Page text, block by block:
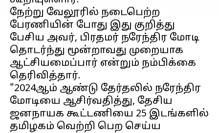
நேற்று வேலூரில் நடைபெற்ற
பேரணியின் போது இது குறித்து
பேசிய அவர், ​​பிரதமர் நரேந்திர மோடி
தொடர்ந்து மூன்றாவது முறையாக
ஆட்சியமைப்பார் என்றும் நம்பிக்கை
தெரிவித்தார்.
"2024ஆம் ஆண்டு தேர்தலில் நரேந்திர
மோடியை ஆசிர்வதித்து, தேசிய
ஜனநாயக கூட்டணியை 25 இடங்களில்
தமிழகம் வெற்றி பெற செய்ய